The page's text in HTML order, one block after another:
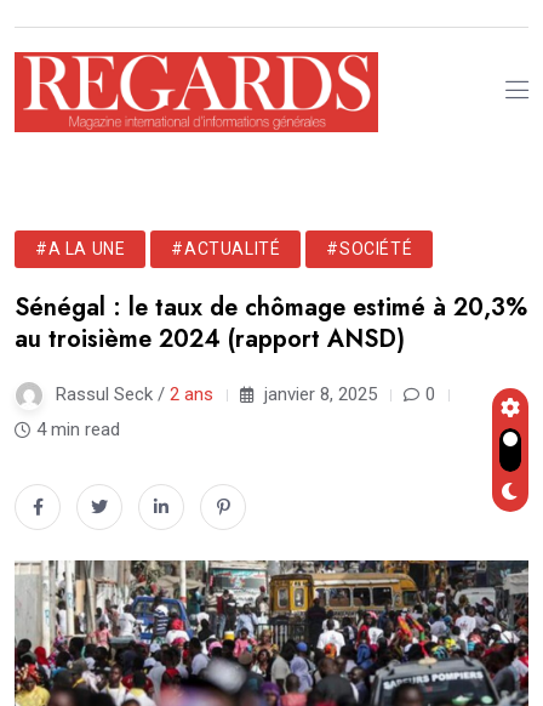
#A LA UNE #ACTUALITÉ #SOCIÉTÉ
Sénégal : le taux de chômage estimé à 20,3%
au troisième 2024 (rapport ANSD)
Rassul Seck / 2 ans janvier 8, 2025
0
4 min read